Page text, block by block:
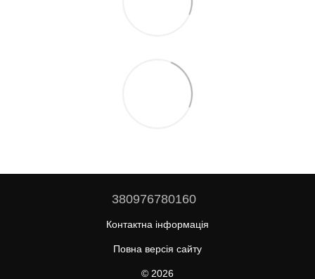
380976780160
Контактна інформація
Повна версія сайту
© 2026